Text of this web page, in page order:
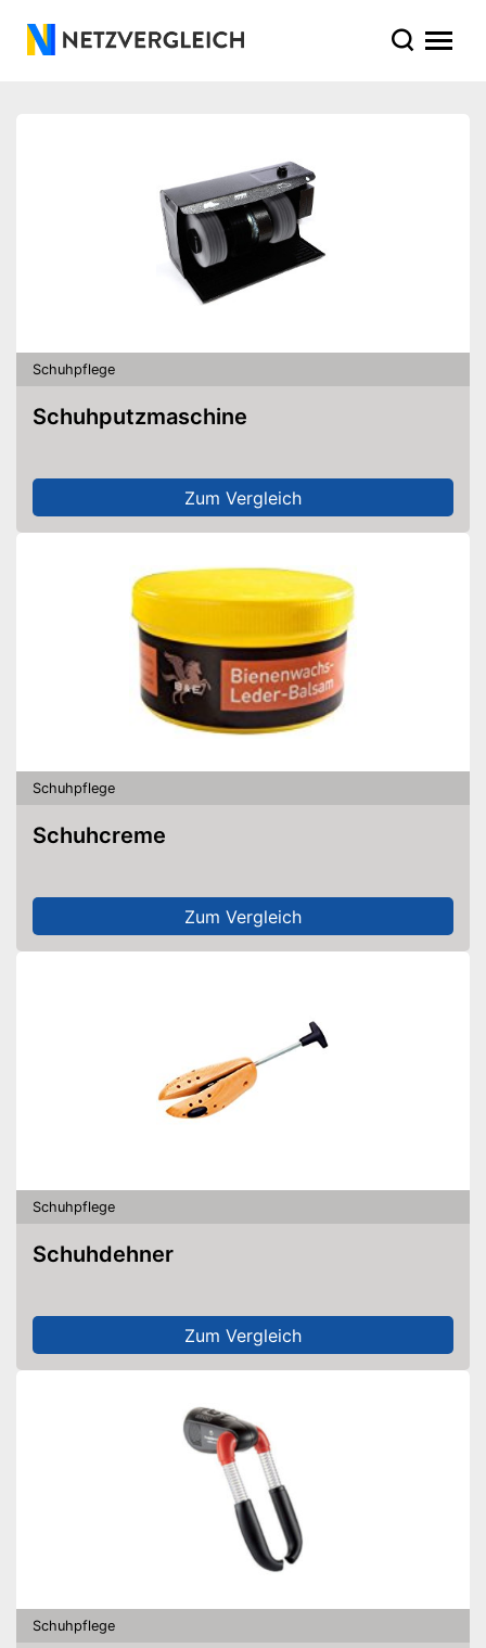
Schuhpflege
Schuhputzmaschine
Zum Vergleich
Schuhpflege
Schuhcreme
Zum Vergleich
Schuhpflege
Schuhdehner
Zum Vergleich
Schuhpflege